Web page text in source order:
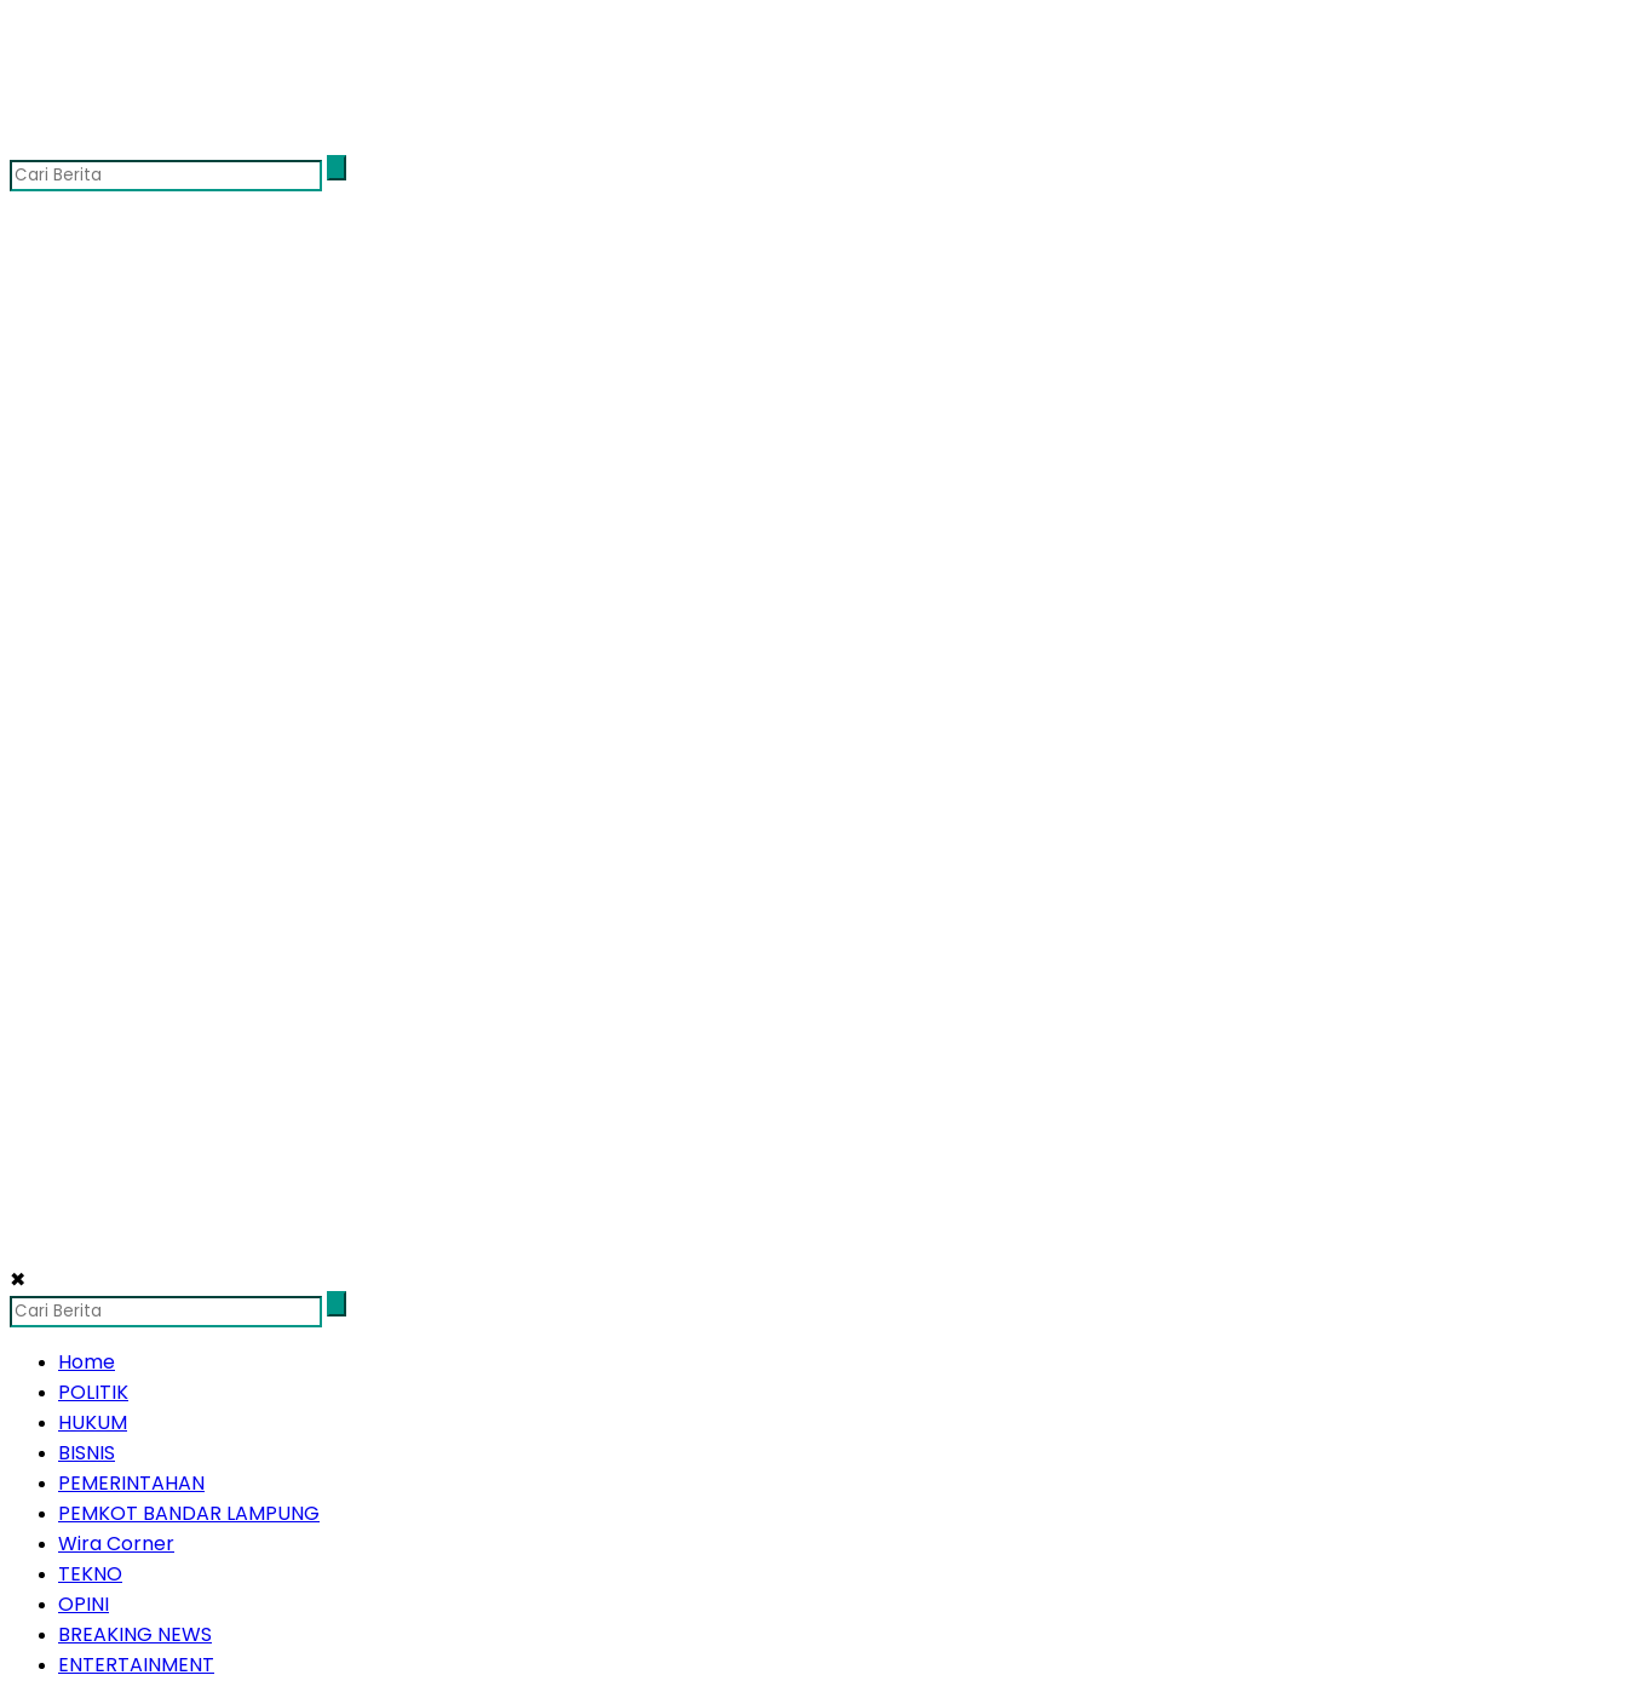
✖
Home
POLITIK
HUKUM
BISNIS
PEMERINTAHAN
PEMKOT BANDAR LAMPUNG
Wira Corner
TEKNO
OPINI
BREAKING NEWS
ENTERTAINMENT